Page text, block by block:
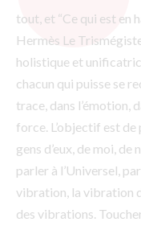
tout, et “Ce qui est en
Hermès Le
holistique et
chacun qui puisse se
trace, dans l’émotion,
force. L’objectif est
gens d’eux, de moi, de
parler à l’Universel,
vibration, la vibration
des vibrations.